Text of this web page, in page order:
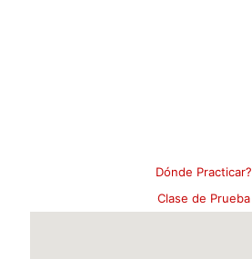
Dónde Practicar?
Clase de Prueba